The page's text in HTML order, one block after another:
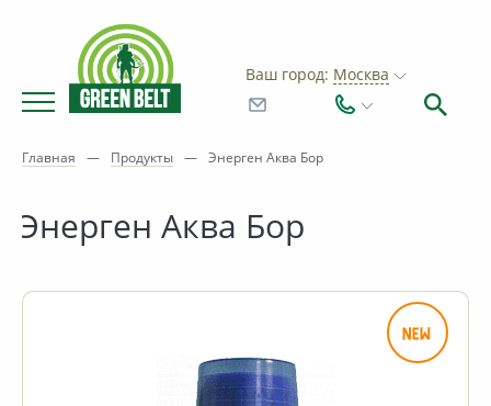
Ваш город: Москва
Главная — Продукты — Энерген Аква Бор
Энерген Аква Бор